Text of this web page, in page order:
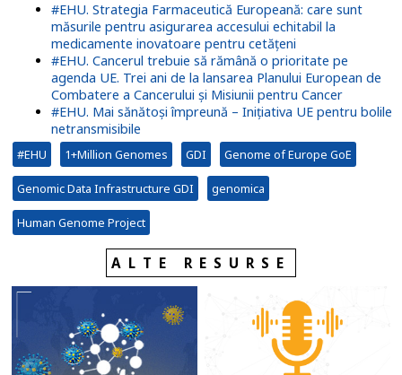
#EHU. Strategia Farmaceutică Europeană: care sunt
măsurile pentru asigurarea accesului echitabil la
medicamente inovatoare pentru cetățeni
#EHU. Cancerul trebuie să rămână o prioritate pe
agenda UE. Trei ani de la lansarea Planului European de
Combatere a Cancerului și Misiunii pentru Cancer
#EHU. Mai sănătoși împreună – Inițiativa UE pentru bolile
netransmisibile
#EHU 1+Million Genomes GDI Genome of Europe GoE
Genomic Data Infrastructure GDI genomica
Human Genome Project
ALTE RESURSE